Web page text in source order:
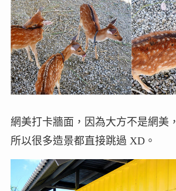
網美打卡牆面，因為大方不是網美，
所以很多造景都直接跳過 XD。